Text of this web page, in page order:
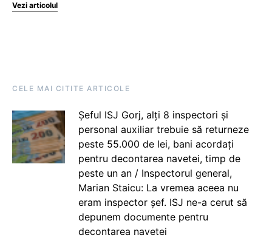
Vezi articolul
CELE MAI CITITE ARTICOLE
Șeful ISJ Gorj, alți 8 inspectori și
personal auxiliar trebuie să returneze
peste 55.000 de lei, bani acordați
pentru decontarea navetei, timp de
peste un an / Inspectorul general,
Marian Staicu: La vremea aceea nu
eram inspector șef. ISJ ne-a cerut să
depunem documente pentru
decontarea navetei